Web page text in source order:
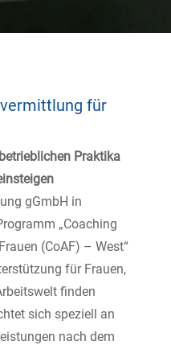
für
Praktika
gGmbH in
„Coaching
(CoAF) – West“
für Frauen,
finden
sich speziell an
nach dem